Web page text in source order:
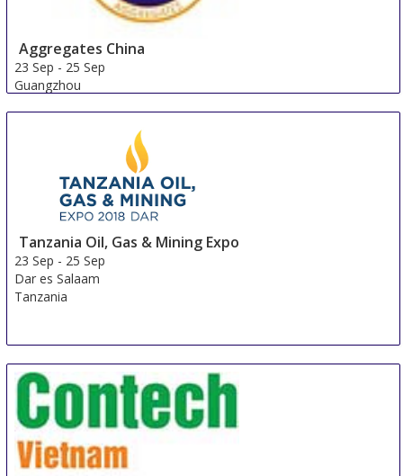
Aggregates China
23 Sep - 25 Sep
Guangzhou
Tanzania Oil, Gas & Mining Expo
23 Sep - 25 Sep
Dar es Salaam
Tanzania